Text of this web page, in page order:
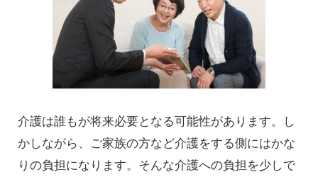
介護は誰もが将来必要となる可能性があります。し
かしながら、ご家族の方など介護をする側にはかな
りの負担になります。そんな介護への負担を少しで